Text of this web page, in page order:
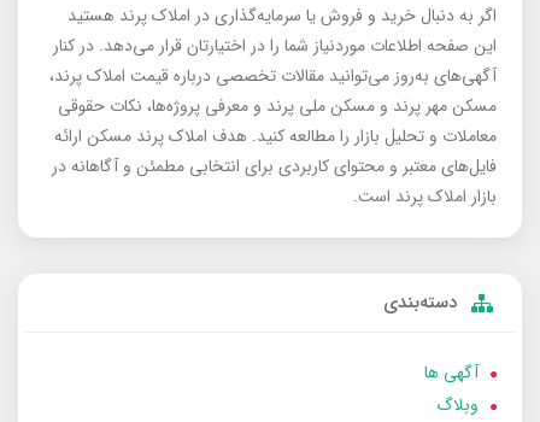
اگر به دنبال خرید و فروش یا سرمایه‌گذاری در املاک پرند هستید
این صفحه اطلاعات موردنیاز شما را در اختیارتان قرار می‌دهد. در کنار
آگهی‌های به‌روز می‌توانید مقالات تخصصی درباره قیمت املاک پرند،
مسکن مهر پرند و مسکن ملی پرند و معرفی پروژه‌ها، نکات حقوقی
معاملات و تحلیل بازار را مطالعه کنید. هدف املاک پرند مسکن ارائه
فایل‌های معتبر و محتوای کاربردی برای انتخابی مطمئن و آگاهانه در
بازار املاک پرند است.
دسته‌بندی
آگهی ها
وبلاگ